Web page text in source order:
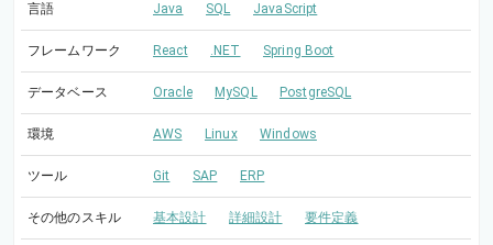
言語 Java SQL JavaScript
フレームワーク React .NET Spring Boot
データベース Oracle MySQL PostgreSQL
環境 AWS Linux Windows
ツール Git SAP ERP
その他のスキル 基本設計 詳細設計 要件定義